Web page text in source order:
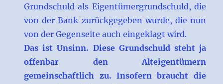
Grundschuld als Eigentümergrundschuld, die
von der Bank zurückgegeben wurde, die nun
von der Gegenseite auch eingeklagt wird.
Das ist Unsinn. Diese Grundschuld steht ja
offenbar den Alteigentümern
gemeinschaftlich zu. Insofern braucht die